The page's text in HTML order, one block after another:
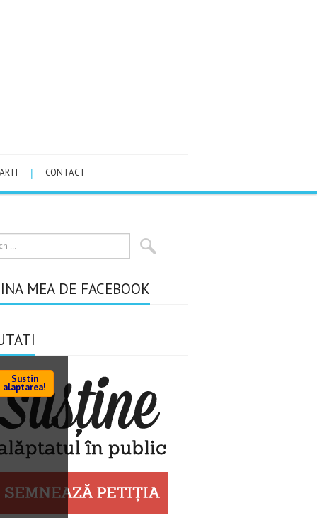
CONTACT
MEA DE FACEBOOK
Sustin
alaptarea!